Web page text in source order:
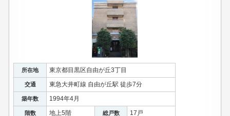
所在地 東京都目黒区自由が丘3丁目
交通 東急大井町線 自由が丘駅 徒歩7分
築年数 1994年4月
階数 地上5階 総戸数 17戸